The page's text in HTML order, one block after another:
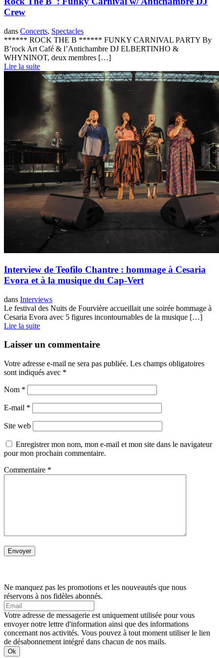
Crew
dans Concerts, Spectacles
****** ROCK THE B ****** FUNKY CARNIVAL PARTY By
B’rock Art Café & l’Antichambre DJ ELBERTINHO &
WHYNINOT, deux membres […]
Lire la suite
Interview de Teofilo Chantre : hommage à Cesaria
Evora et à la musique du Cap-Vert
dans Interviews
Le festival des Nuits de Fourvière accueillait une soirée hommage à
Cesaria Evora avec 5 figures incontournables de la musique […]
Lire la suite
Laisser un commentaire
Votre adresse e-mail ne sera pas publiée. Les champs obligatoires
sont indiqués avec *
Nom *
E-mail *
Site web
Enregistrer mon nom, mon e-mail et mon site dans le navigateur
pour mon prochain commentaire.
Commentaire *
Ne manquez pas les promotions et les nouveautés que nous
réservons à nos fidèles abonnés.
Votre adresse de messagerie est uniquement utilisée pour vous
envoyer notre lettre d'information ainsi que des informations
concernant nos activités. Vous pouvez à tout moment utiliser le lien
de désabonnement intégré dans chacun de nos mails.